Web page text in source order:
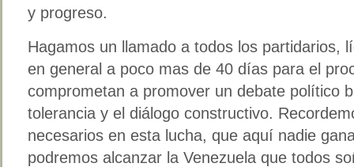
y progreso.
Hagamos un llamado a todos los partidarios,
en general a poco mas de 40 días para el
comprometan a promover un debate político
tolerancia y el diálogo constructivo.
necesarios en esta lucha, que aquí nadie
podremos alcanzar la Venezuela que todos